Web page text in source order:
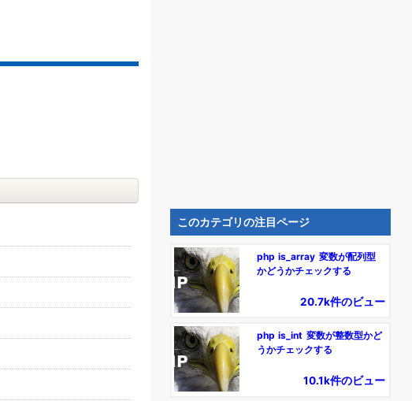
このカテゴリの注目ページ
php is_array 変数が配列型
かどうかチェックする
20.7k件のビュー
php is_int 変数が整数型かど
うかチェックする
10.1k件のビュー